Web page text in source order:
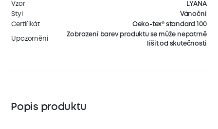
Vzor
LYANA
Styl
Vánoční
Certifikát
Oeko-tex® standard 100
Upozornění
Zobrazení barev produktu se může nepatrně
lišit od skutečnosti
Popis produktu